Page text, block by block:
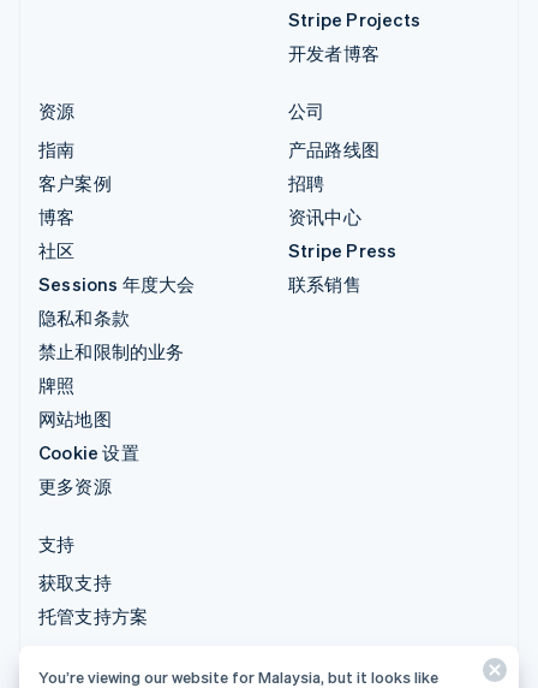
Stripe Projects
开发者博客
资源
指南
客户案例
博客
社区
Sessions 年度大会
隐私和条款
禁止和限制的业务
牌照
网站地图
Cookie 设置
更多资源
公司
产品路线图
招聘
资讯中心
Stripe Press
联系销售
支持
获取支持
托管支持方案
© 2026 Stripe, LLC
You’re viewing our website for Malaysia, but it looks like